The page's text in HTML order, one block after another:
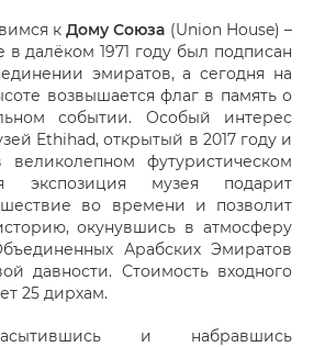
к Дому Союза (Union House) –
в далёком 1971 году был подписан
эмиратов, а сегодня на
возвышается флаг в память о
событии. Особый интерес
Ethihad, открытый в 2017 году и
футуристическом
экспозиция музея подарит
во времени и позволит
окунувшись в атмосферу
Арабских Эмиратов
давности. Стоимость входного
25 дирхам.
и набравшись